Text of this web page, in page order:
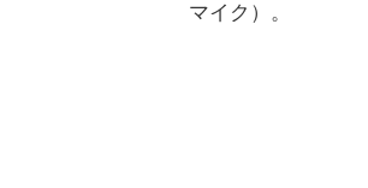
マイク）。